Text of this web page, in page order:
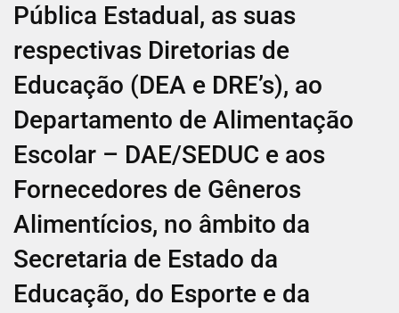
Pública Estadual, as suas
respectivas Diretorias de
Educação (DEA e DRE’s), ao
Departamento de Alimentação
Escolar – DAE/SEDUC e aos
Fornecedores de Gêneros
Alimentícios, no âmbito da
Secretaria de Estado da
Educação, do Esporte e da